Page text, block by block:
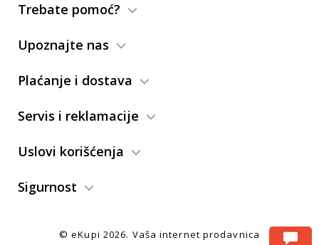
Trebate pomoć?
Upoznajte nas
Plaćanje i dostava
Servis i reklamacije
Uslovi korišćenja
Sigurnost
© eKupi 2026. Vaša internet prodavnica